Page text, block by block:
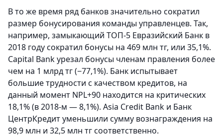
В то же время ряд банков значительно сократил
размер бонусирования команды управленцев. Так,
например, замыкающий ТОП-5 Евразийский Банк в
2018 году сократил бонусы на 469 млн тг, или 35,1%.
Capital Bank урезал бонусы членам правления более
чем на 1 млрд тг (−77,1%). Банк испытывает
большие трудности с качеством кредитов, на
данный момент NPL+90 находится на критических
18,1% (в 2018-м — 8,1%). Asia Credit Bank и Банк
ЦентрКредит уменьшили сумму вознаграждения на
98,9 млн и 32,5 млн тг соответственно.